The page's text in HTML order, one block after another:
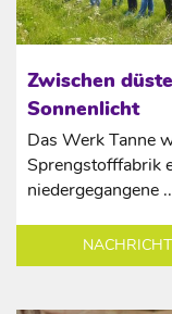
Zwischen
Sonnenlicht
Das Werk Tanne
Sprengstofffabrik
niedergegangene
NACHRICHT